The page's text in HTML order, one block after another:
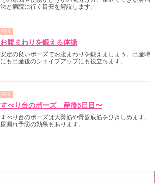
法と病院に行く目安を解説します。
動く
お腹まわりを鍛える体操
安定の良いポーズでお腹まわりを鍛えましょう。出産時
にも出産後のシェイプアップにも役立ちます。
動く
すべり台のポーズ 産後5日目〜
すべり台のポーズは大臀筋や骨盤底筋をひきしめます。
尿漏れ予防の効果もあります。